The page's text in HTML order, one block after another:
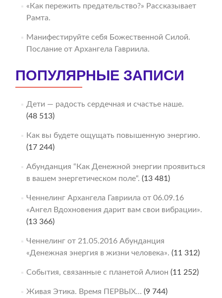
«Как пережить предательство?» Рассказывает
Рамта.
Манифестируйте себя Божественной Силой.
Послание от Архангела Гавриила.
ПОПУЛЯРНЫЕ ЗАПИСИ
Дети — радость сердечная и счастье наше.
(48 513)
Как вы будете ощущать повышенную энергию.
(17 244)
Абунданция “Как Денежной энергии проявиться
в вашем энергетическом поле“. (13 481)
Ченнелинг Архангела Гавриила от 06.09.16
«Ангел Вдохновения дарит вам свои вибрации».
(13 366)
Ченнелинг от 21.05.2016 Абунданция
«Денежная энергия в жизни человека». (11 312)
События, связанные с планетой Алион (11 252)
Живая Этика. Время ПЕРВЫХ… (9 744)